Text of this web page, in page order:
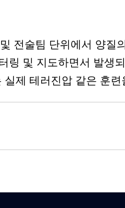
전술팀 단위에서 양질
및 지도하면서 발생
제 테러진압 같은 훈